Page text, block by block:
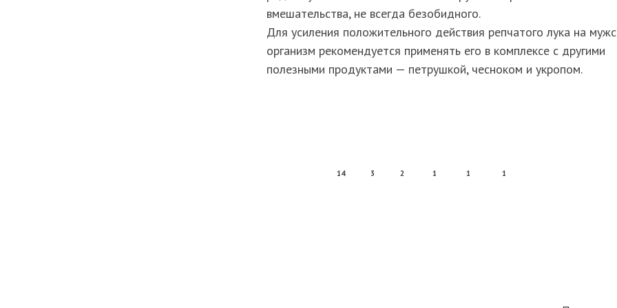
вмешательства, не всегда безобидного.
Для усиления положительного действия репчатого лука на
организм рекомендуется применять его в комплексе с другими
полезными продуктами — петрушкой, чесноком и укропом.
14 3 2 1 1 1